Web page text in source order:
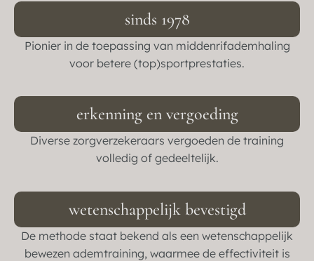
sinds 1978
Pionier in de toepassing van middenrifademhaling
voor betere (top)sportprestaties.
erkenning en vergoeding
Diverse zorgverzekeraars vergoeden de training
volledig of gedeeltelijk.
wetenschappelijk bevestigd
De methode staat bekend als een wetenschappelijk
bewezen ademtraining, waarmee de effectiviteit is